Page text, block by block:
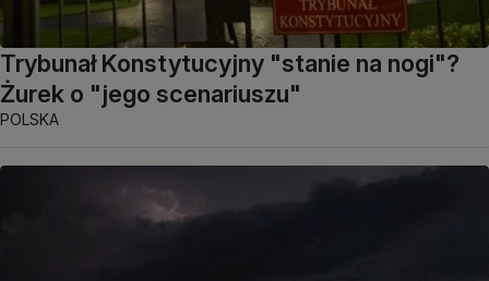
Trybunał Konstytucyjny "stanie na nogi"?
Żurek o "jego scenariuszu"
POLSKA